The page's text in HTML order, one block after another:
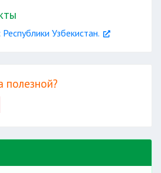
Узбекистан.
полезной?